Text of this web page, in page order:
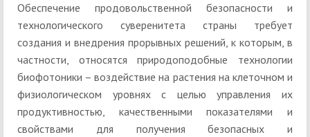
Обеспечение продовольственной безопасности и
технологического суверенитета страны требует
создания и внедрения прорывных решений, к которым, в
частности, относятся природоподобные технологии
биофотоники – воздействие на растения на клеточном и
физиологическом уровнях с целью управления их
продуктивностью, качественными показателями и
свойствами для получения безопасных и